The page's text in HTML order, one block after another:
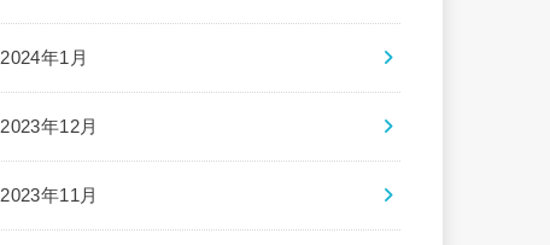
2024年1月
2023年12月
2023年11月